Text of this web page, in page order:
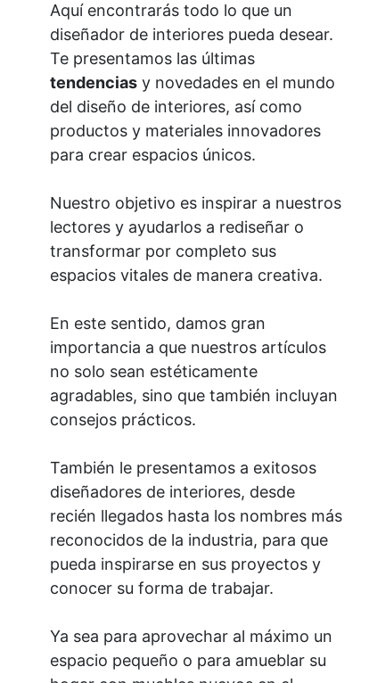
Aquí encontrarás todo lo que un
diseñador de interiores pueda desear.
Te presentamos las últimas
tendencias y novedades en el mundo
del diseño de interiores, así como
productos y materiales innovadores
para crear espacios únicos.
Nuestro objetivo es inspirar a nuestros
lectores y ayudarlos a rediseñar o
transformar por completo sus
espacios vitales de manera creativa.
En este sentido, damos gran
importancia a que nuestros artículos
no solo sean estéticamente
agradables, sino que también incluyan
consejos prácticos.
También le presentamos a exitosos
diseñadores de interiores, desde
recién llegados hasta los nombres más
reconocidos de la industria, para que
pueda inspirarse en sus proyectos y
conocer su forma de trabajar.
Ya sea para aprovechar al máximo un
espacio pequeño o para amueblar su